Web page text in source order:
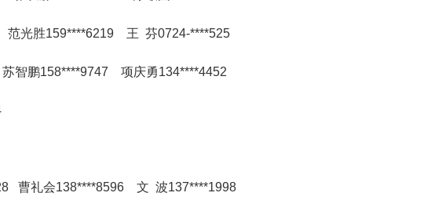
光胜159****6219 王 芬0724-****525
智鹏158****9747 项庆勇134****4452
曹礼会138****8596 文 波137****1998